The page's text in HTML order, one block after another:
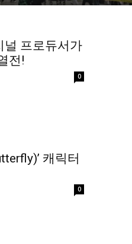
이브
이브
널 프로듀서가
전!
0
캐릭터
0